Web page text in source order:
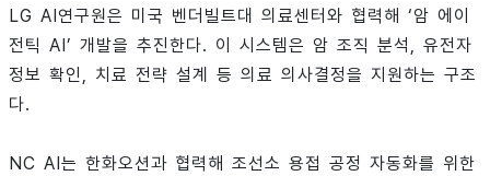
LG AI연구원은 미국 벤더빌트대 의료센터와 협력해 ‘암 에이
전틱 AI’ 개발을 추진한다. 이 시스템은 암 조직 분석, 유전자
정보 확인, 치료 전략 설계 등 의료 의사결정을 지원하는 구조
다.
NC AI는 한화오션과 협력해 조선소 용접 공정 자동화를 위한